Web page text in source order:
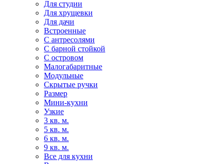
Для студии
Для хрущевки
Для дачи
Встроенные
С антресолями
С барной стойкой
С островом
Малогабаритные
Модульные
Скрытые ручки
Размер
Мини-кухни
Узкие
3 кв. м.
5 кв. м.
6 кв. м.
9 кв. м.
Все для кухни